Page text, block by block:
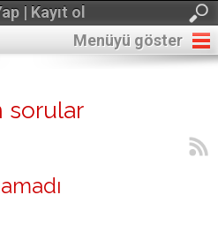
| Kayıt ol
Menüyü göster
sorular